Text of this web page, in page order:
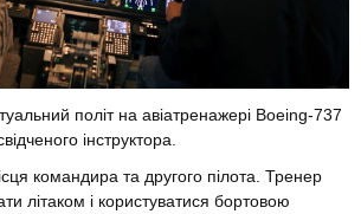
політ на авіатренажері Boeing-737
інструктора.
командира та другого пілота. Тренер
літаком і користуватися бортовою